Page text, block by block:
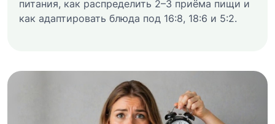
питания, как распределить 2–3 приёма пищи и
как адаптировать блюда под 16:8, 18:6 и 5:2.